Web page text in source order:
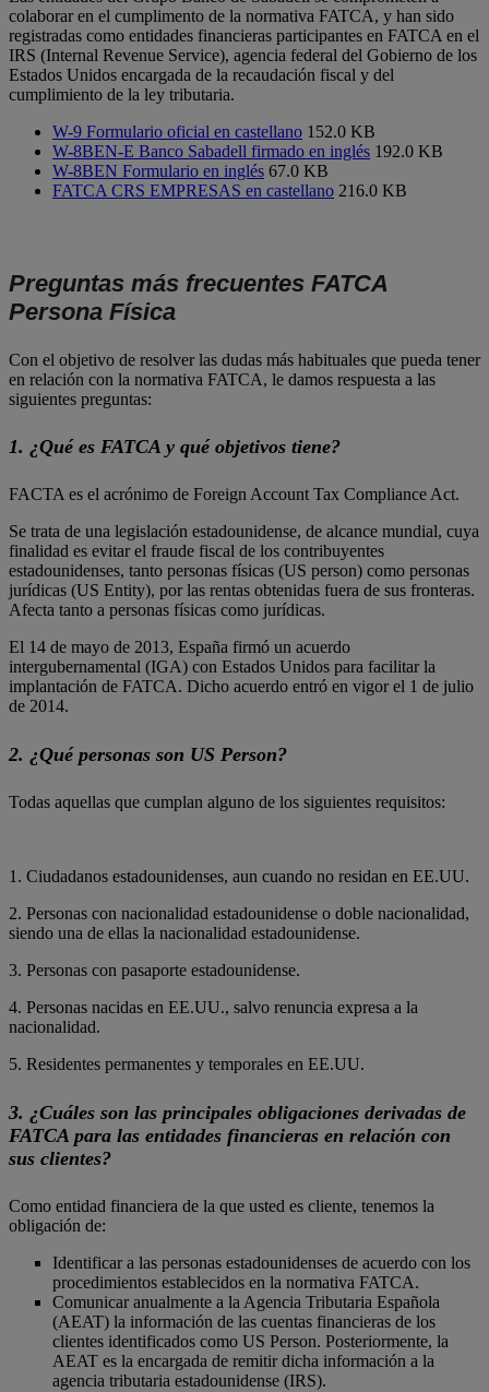
colaborar en el cumplimento de la normativa FATCA, y han sido
registradas como entidades financieras participantes en FATCA en el
IRS (Internal Revenue Service), agencia federal del Gobierno de los
Estados Unidos encargada de la recaudación fiscal y del
cumplimiento de la ley tributaria.
W-9 Formulario oficial en castellano 152.0 KB
W-8BEN-E Banco Sabadell firmado en inglés 192.0 KB
W-8BEN Formulario en inglés 67.0 KB
FATCA CRS EMPRESAS en castellano 216.0 KB
Preguntas más frecuentes FATCA
Persona Física
Con el objetivo de resolver las dudas más habituales que pueda tener
en relación con la normativa FATCA, le damos respuesta a las
siguientes preguntas:
1. ¿Qué es FATCA y qué objetivos tiene?
FACTA es el acrónimo de Foreign Account Tax Compliance Act.
Se trata de una legislación estadounidense, de alcance mundial, cuya
finalidad es evitar el fraude fiscal de los contribuyentes
estadounidenses, tanto personas físicas (US person) como personas
jurídicas (US Entity), por las rentas obtenidas fuera de sus fronteras.
Afecta tanto a personas físicas como jurídicas.
El 14 de mayo de 2013, España firmó un acuerdo
intergubernamental (IGA) con Estados Unidos para facilitar la
implantación de FATCA. Dicho acuerdo entró en vigor el 1 de julio
de 2014.
2. ¿Qué personas son US Person?
Todas aquellas que cumplan alguno de los siguientes requisitos:
1. Ciudadanos estadounidenses, aun cuando no residan en EE.UU.
2. Personas con nacionalidad estadounidense o doble nacionalidad,
siendo una de ellas la nacionalidad estadounidense.
3. Personas con pasaporte estadounidense.
4. Personas nacidas en EE.UU., salvo renuncia expresa a la
nacionalidad.
5. Residentes permanentes y temporales en EE.UU.
3. ¿Cuáles son las principales obligaciones derivadas de
FATCA para las entidades financieras en relación con
sus clientes?
Como entidad financiera de la que usted es cliente, tenemos la
obligación de:
Identificar a las personas estadounidenses de acuerdo con los
procedimientos establecidos en la normativa FATCA.
Comunicar anualmente a la Agencia Tributaria Española
(AEAT) la información de las cuentas financieras de los
clientes identificados como US Person. Posteriormente, la
AEAT es la encargada de remitir dicha información a la
agencia tributaria estadounidense (IRS).